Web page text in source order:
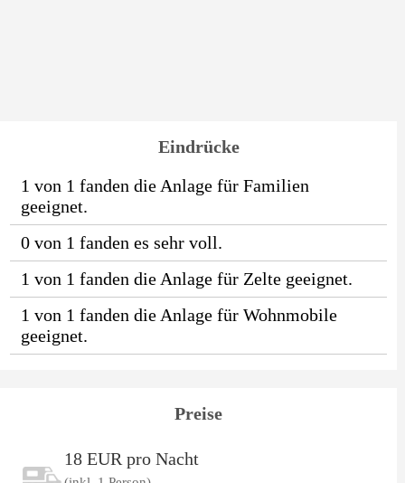
Eindrücke
1 von 1 fanden die Anlage für Familien
geeignet.
0 von 1 fanden es sehr voll.
1 von 1 fanden die Anlage für Zelte geeignet.
1 von 1 fanden die Anlage für Wohnmobile
geeignet.
Preise
18 EUR pro Nacht